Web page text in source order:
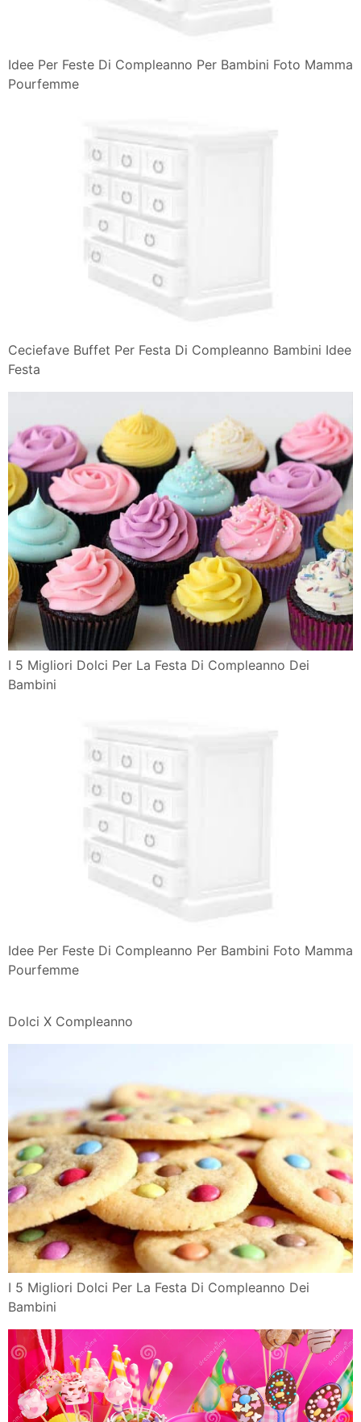
Idee Per Feste Di Compleanno Per Bambini Foto Mamma
Pourfemme
Ceciefave Buffet Per Festa Di Compleanno Bambini Idee
Festa
I 5 Migliori Dolci Per La Festa Di Compleanno Dei
Bambini
Idee Per Feste Di Compleanno Per Bambini Foto Mamma
Pourfemme
Dolci X Compleanno
I 5 Migliori Dolci Per La Festa Di Compleanno Dei
Bambini